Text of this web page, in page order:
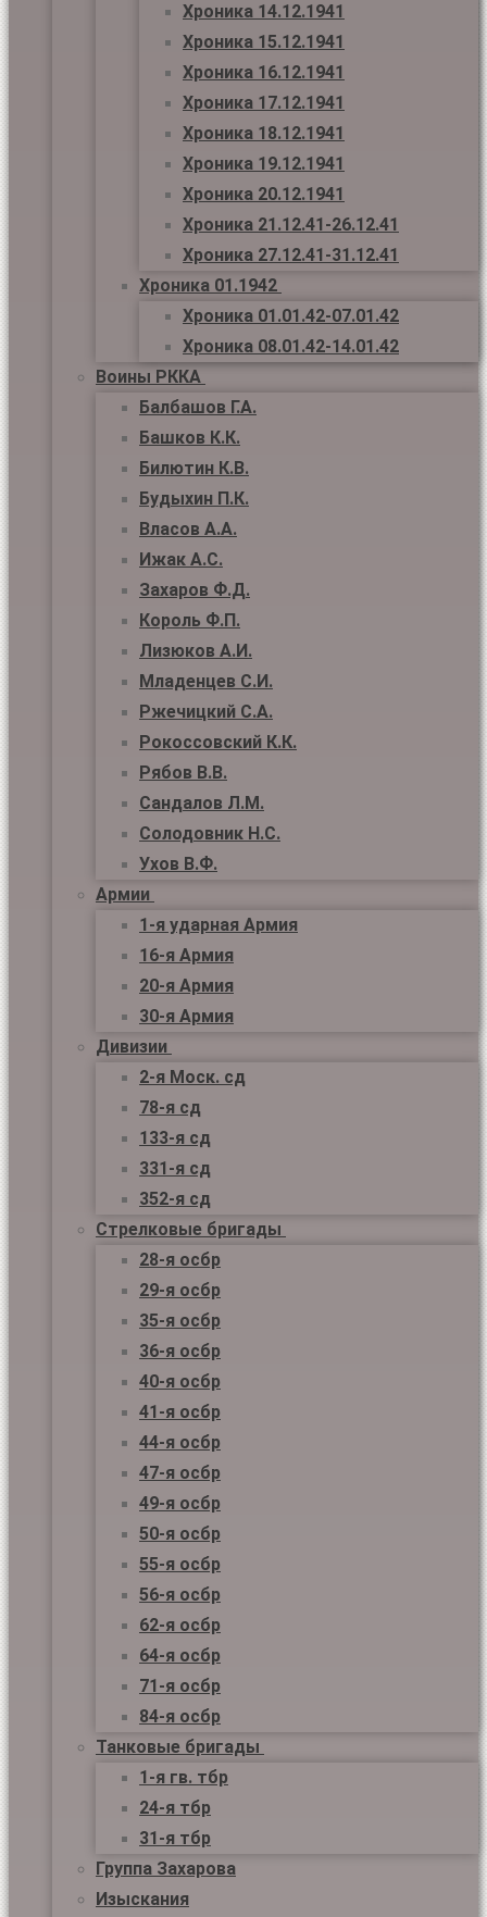
Хроника 14.12.1941
Хроника 15.12.1941
Хроника 16.12.1941
Хроника 17.12.1941
Хроника 18.12.1941
Хроника 19.12.1941
Хроника 20.12.1941
Хроника 21.12.41-26.12.41
Хроника 27.12.41-31.12.41
Хроника 01.1942
Хроника 01.01.42-07.01.42
Хроника 08.01.42-14.01.42
Воины РККА
Балбашов Г.А.
Башков К.К.
Билютин К.В.
Будыхин П.К.
Власов А.А.
Ижак А.С.
Захаров Ф.Д.
Король Ф.П.
Лизюков А.И.
Младенцев С.И.
Ржечицкий С.А.
Рокоссовский К.К.
Рябов В.В.
Сандалов Л.М.
Солодовник Н.С.
Ухов В.Ф.
Армии
1-я ударная Армия
16-я Армия
20-я Армия
30-я Армия
Дивизии
2-я Моск. сд
78-я сд
133-я сд
331-я сд
352-я сд
Стрелковые бригады
28-я осбр
29-я осбр
35-я осбр
36-я осбр
40-я осбр
41-я осбр
44-я осбр
47-я осбр
49-я осбр
50-я осбр
55-я осбр
56-я осбр
62-я осбр
64-я осбр
71-я осбр
84-я осбр
Танковые бригады
1-я гв. тбр
24-я тбр
31-я тбр
Группа Захарова
Изыскания